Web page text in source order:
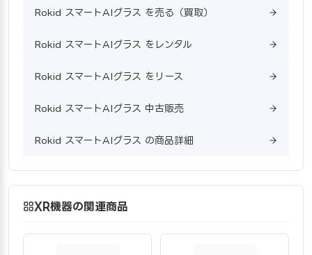
Rokid スマートAIグラス を売る（買取）
Rokid スマートAIグラス をレンタル
Rokid スマートAIグラス をリース
Rokid スマートAIグラス 中古販売
Rokid スマートAIグラス の商品詳細
XR機器の関連商品